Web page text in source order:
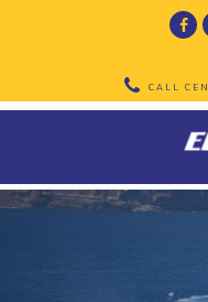
CALL